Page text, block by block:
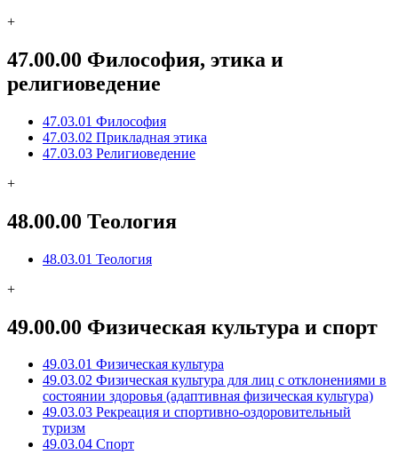
+
47.00.00 Философия, этика и
религиоведение
47.03.01 Философия
47.03.02 Прикладная этика
47.03.03 Религиоведение
+
48.00.00 Теология
48.03.01 Теология
+
49.00.00 Физическая культура и спорт
49.03.01 Физическая культура
49.03.02 Физическая культура для лиц с отклонениями в
состоянии здоровья (адаптивная физическая культура)
49.03.03 Рекреация и спортивно-оздоровительный
туризм
49.03.04 Спорт